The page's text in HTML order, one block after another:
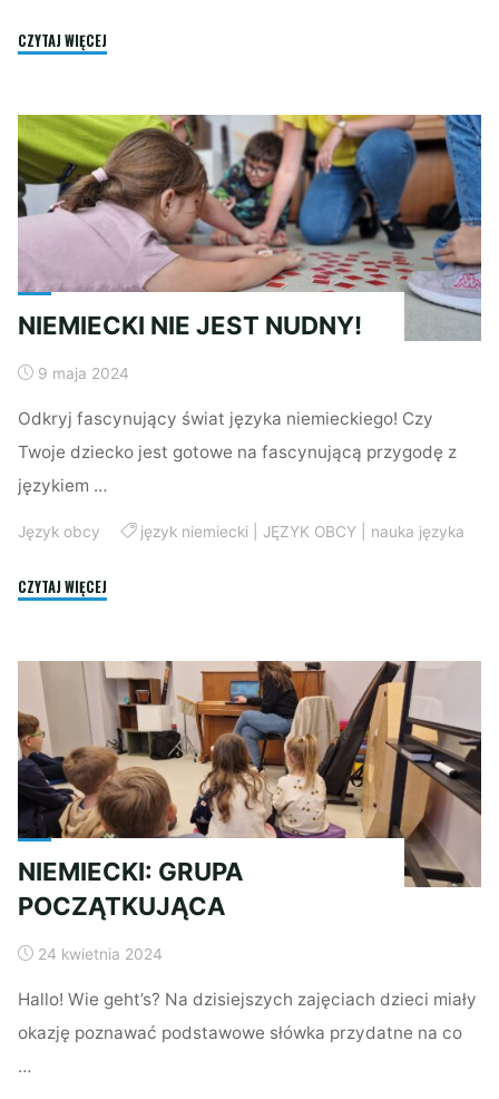
CZYTAJ WIĘCEJ
JĘZYKA
NIEMIECKIEGO!"
NIEMIECKI NIE JEST NUDNY!
9 maja 2024
Odkryj fascynujący świat języka niemieckiego! Czy
Twoje dziecko jest gotowe na fascynującą przygodę z
językiem …
Język obcy język niemiecki| JĘZYK OBCY| nauka języka
CZYTAJ WIĘCEJ
NUDNY!"
NIEMIECKI: GRUPA
POCZĄTKUJĄCA
24 kwietnia 2024
Hallo! Wie geht’s? Na dzisiejszych zajęciach dzieci miały
okazję poznawać podstawowe słówka przydatne na co
…